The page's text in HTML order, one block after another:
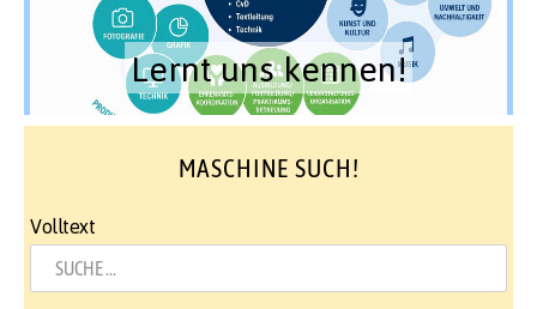
Lernt uns kennen!
MASCHINE SUCH!
Volltext